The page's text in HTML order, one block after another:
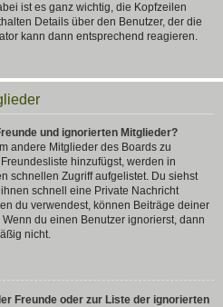
ist es ganz wichtig, die Kopfzeilen
Details über den Benutzer, der die
kann dann entsprechend reagieren.
und ignorierten Mitglieder?
andere Mitglieder des Boards zu
hinzufügst, werden in
schnellen Zugriff aufgelistet. Du siehst
schnell eine Private Nachricht
du verwendest, können Beiträge deiner
du einen Benutzer ignorierst, dann
nicht.
Freunde oder zur Liste der ignorierten